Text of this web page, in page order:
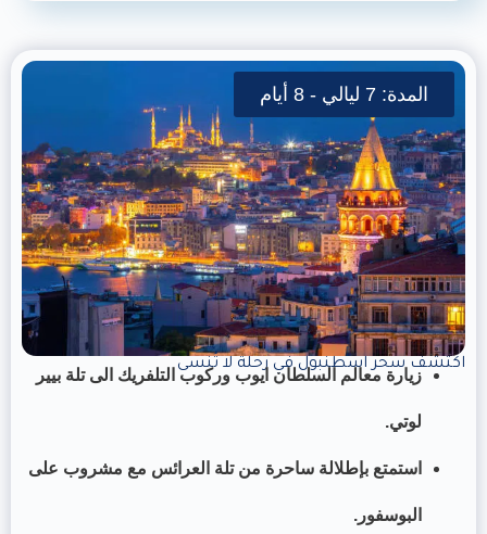
المدة: 7 ليالي - 8 أيام
اكتشف سحر اسطنبول في رحلة لا تُنسى
زيارة معالم السلطان ايوب وركوب التلفريك الى تلة بيير
لوتي.
استمتع بإطلالة ساحرة من تلة العرائس مع مشروب على
البوسفور.